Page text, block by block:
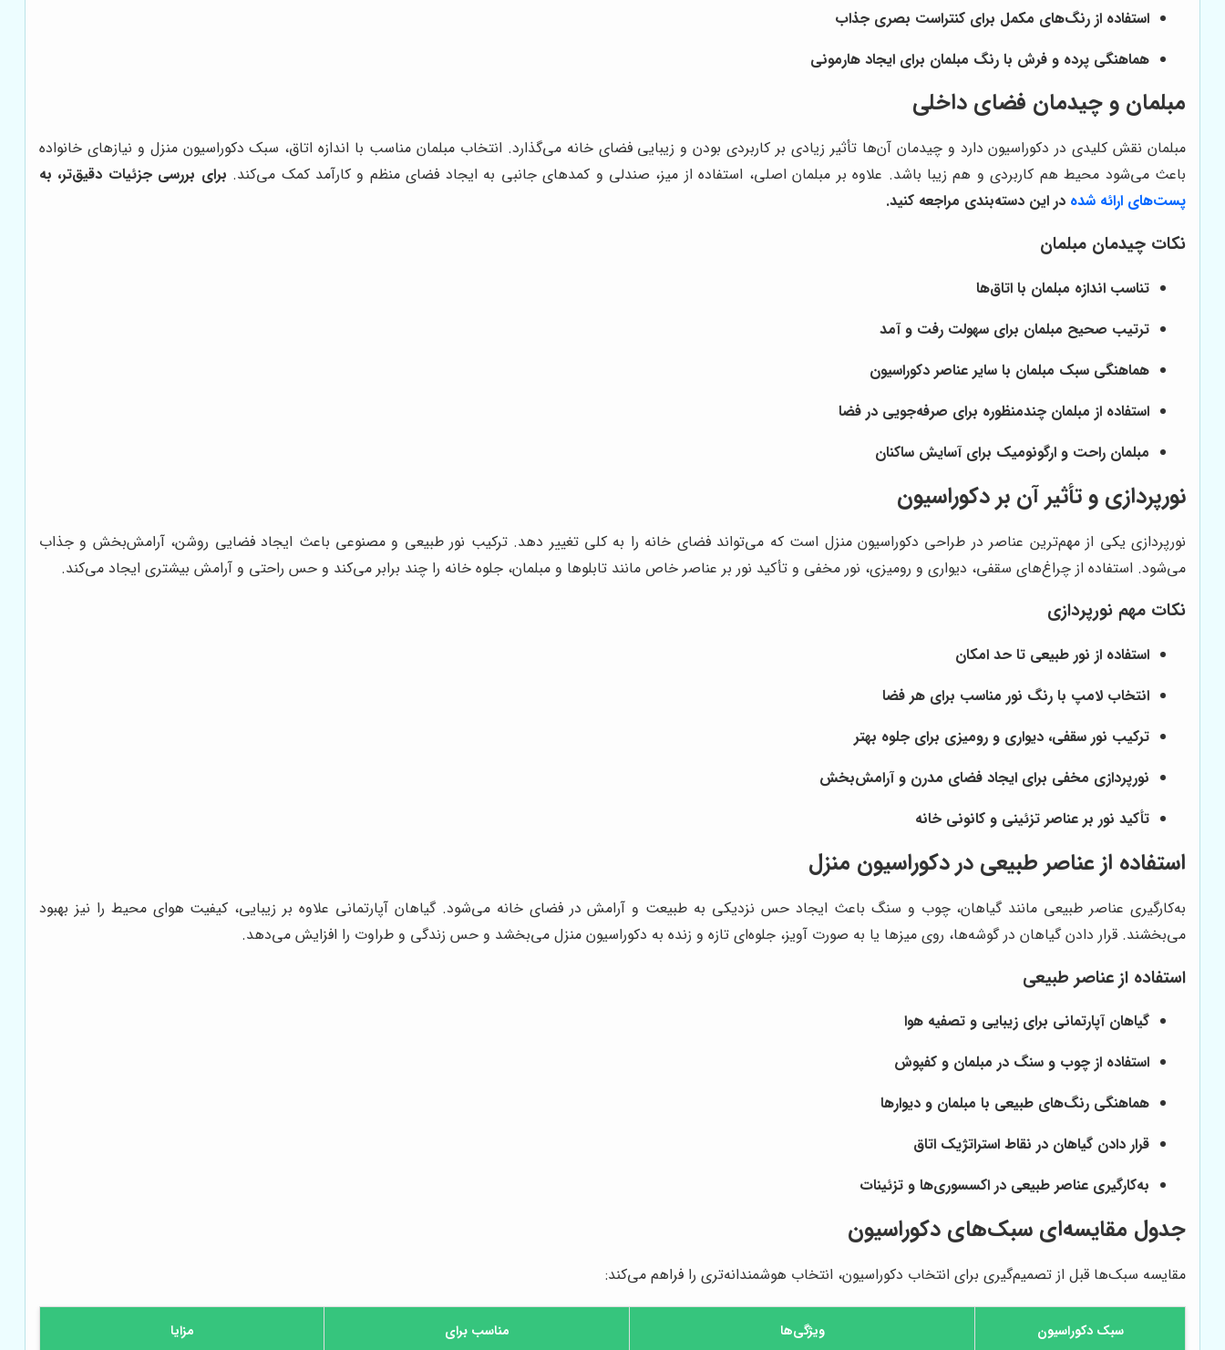
استفاده از رنگ‌های مکمل برای کنتراست بصری جذاب
هماهنگی پرده و فرش با رنگ مبلمان برای ایجاد هارمونی
مبلمان و چیدمان فضای داخلی
مبلمان نقش کلیدی در دکوراسیون دارد و چیدمان آن‌ها تأثیر زیادی بر کاربردی بودن و زیبایی فضای خانه می‌گذارد. انتخاب مبلمان مناسب با اندازه اتاق، سبک دکوراسیون منزل و نیازهای خانواده
باعث می‌شود محیط هم کاربردی و هم زیبا باشد. علاوه بر مبلمان اصلی، استفاده از میز، صندلی و کمدهای جانبی به ایجاد فضای منظم و کارآمد کمک می‌کند. برای بررسی جزئیات دقیق‌تر، به
پست‌های ارائه شده در این دسته‌بندی مراجعه کنید.
نکات چیدمان مبلمان
تناسب اندازه مبلمان با اتاق‌ها
ترتیب صحیح مبلمان برای سهولت رفت و آمد
هماهنگی سبک مبلمان با سایر عناصر دکوراسیون
استفاده از مبلمان چندمنظوره برای صرفه‌جویی در فضا
مبلمان راحت و ارگونومیک برای آسایش ساکنان
نورپردازی و تأثیر آن بر دکوراسیون
نورپردازی یکی از مهم‌ترین عناصر در طراحی دکوراسیون منزل است که می‌تواند فضای خانه را به کلی تغییر دهد. ترکیب نور طبیعی و مصنوعی باعث ایجاد فضایی روشن، آرامش‌بخش و جذاب
می‌شود. استفاده از چراغ‌های سقفی، دیواری و رومیزی، نور مخفی و تأکید نور بر عناصر خاص مانند تابلوها و مبلمان، جلوه خانه را چند برابر می‌کند و حس راحتی و آرامش بیشتری ایجاد می‌کند.
نکات مهم نورپردازی
استفاده از نور طبیعی تا حد امکان
انتخاب لامپ با رنگ نور مناسب برای هر فضا
ترکیب نور سقفی، دیواری و رومیزی برای جلوه بهتر
نورپردازی مخفی برای ایجاد فضای مدرن و آرامش‌بخش
تأکید نور بر عناصر تزئینی و کانونی خانه
استفاده از عناصر طبیعی در دکوراسیون منزل
به‌کارگیری عناصر طبیعی مانند گیاهان، چوب و سنگ باعث ایجاد حس نزدیکی به طبیعت و آرامش در فضای خانه می‌شود. گیاهان آپارتمانی علاوه بر زیبایی، کیفیت هوای محیط را نیز بهبود
می‌بخشند. قرار دادن گیاهان در گوشه‌ها، روی میزها یا به صورت آویز، جلوه‌ای تازه و زنده به دکوراسیون منزل می‌بخشد و حس زندگی و طراوت را افزایش می‌دهد.
استفاده از عناصر طبیعی
گیاهان آپارتمانی برای زیبایی و تصفیه هوا
استفاده از چوب و سنگ در مبلمان و کفپوش
هماهنگی رنگ‌های طبیعی با مبلمان و دیوارها
قرار دادن گیاهان در نقاط استراتژیک اتاق
به‌کارگیری عناصر طبیعی در اکسسوری‌ها و تزئینات
جدول مقایسه‌ای سبک‌های دکوراسیون
مقایسه سبک‌ها قبل از تصمیم‌گیری برای انتخاب دکوراسیون، انتخاب هوشمندانه‌تری را فراهم می‌کند:
سبک دکوراسیون ویژگی‌ها مناسب برای مزایا